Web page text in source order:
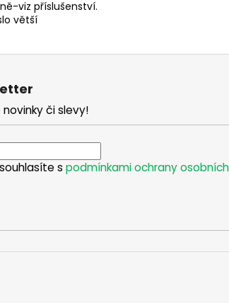
viz příslušenství.
větší
či slevy!
s podmínkami ochrany